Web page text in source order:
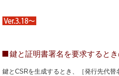
鍵と証明書署名を要求すると
鍵とCSRを生成するとき、［発行先代替